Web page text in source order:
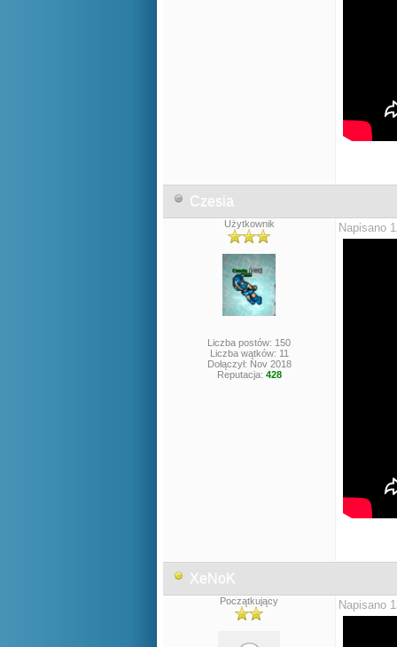
Czesia
Użytkownik
Liczba postów: 150
Liczba wątków: 11
Dołączył: Nov 2018
Reputacja: 428
Napisano
XeNoK
Początkujący Napisano